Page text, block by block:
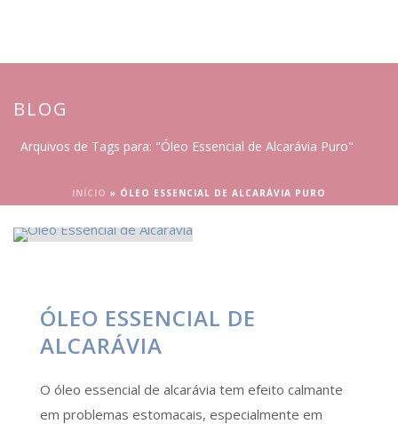
BLOG
Arquivos de Tags para: "Óleo Essencial de Alcarávia Puro"
INÍCIO » ÓLEO ESSENCIAL DE ALCARÁVIA PURO
ÓLEO ESSENCIAL DE
ALCARÁVIA
O óleo essencial de alcarávia tem efeito calmante
em problemas estomacais, especialmente em